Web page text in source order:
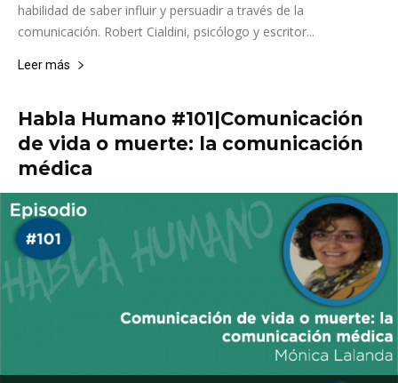
habilidad de saber influir y persuadir a través de la
comunicación. Robert Cialdini, psicólogo y escritor...
Leer más
Habla Humano #101|Comunicación
de vida o muerte: la comunicación
médica